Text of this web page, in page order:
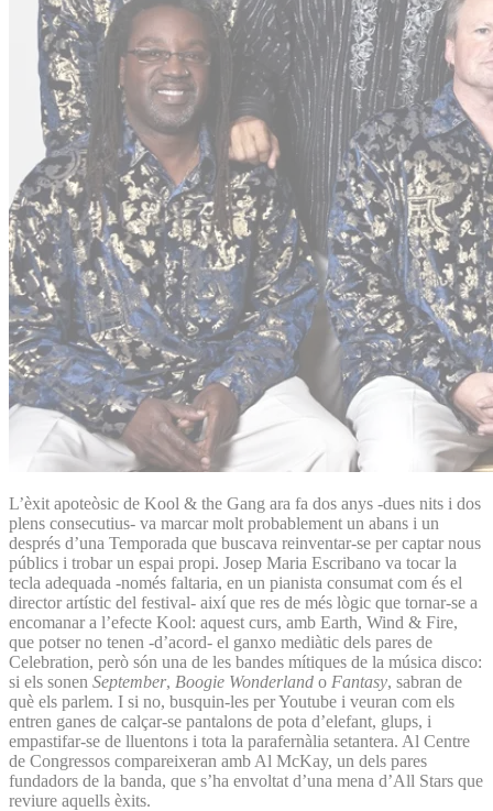
L’èxit apoteòsic de Kool & the Gang ara fa dos anys -dues nits i dos
plens consecutius- va marcar molt probablement un abans i un
després d’una Temporada que buscava reinventar-se per captar nous
públics i trobar un espai propi. Josep Maria Escribano va tocar la
tecla adequada -només faltaria, en un pianista consumat com és el
director artístic del festival- així que res de més lògic que tornar-se a
encomanar a l’efecte Kool: aquest curs, amb Earth, Wind & Fire,
que potser no tenen -d’acord- el ganxo mediàtic dels pares de
Celebration, però són una de les bandes mítiques de la música disco:
si els sonen September, Boogie Wonderland o Fantasy, sabran de
què els parlem. I si no, busquin-les per Youtube i veuran com els
entren ganes de calçar-se pantalons de pota d’elefant, glups, i
empastifar-se de lluentons i tota la parafernàlia setantera. Al Centre
de Congressos compareixeran amb Al McKay, un dels pares
fundadors de la banda, que s’ha envoltat d’una mena d’All Stars que
reviure aquells èxits.